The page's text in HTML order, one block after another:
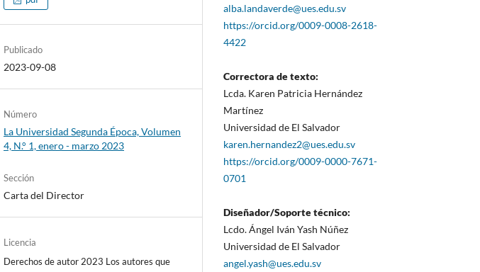
Publicado
2023-09-08
Número
La Universidad Segunda Época, Volumen
4, N.° 1, enero - marzo 2023
Sección
Carta del Director
Licencia
Derechos de autor 2023 Los autores que
alba.landaverde@ues.edu.sv
https://orcid.org/0009-0008-2618-
4422
Correctora de texto:
Lcda. Karen Patricia Hernández
Martínez
Universidad de El Salvador
karen.hernandez2@ues.edu.sv
https://orcid.org/0009-0000-7671-
0701
Diseñador/Soporte técnico:
Lcdo. Ángel Iván Yash Núñez
Universidad de El Salvador
angel.yash@ues.edu.sv